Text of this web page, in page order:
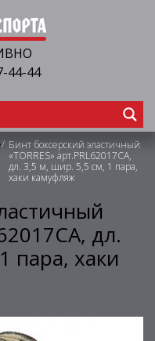
44-44
/ Бинт боксерский эластичный
«TORRES» арт.PRL62017CA,
дл. 3,5 м, шир. 5,5 см, 1 пара,
хаки камуфляж
дл.
пара, хаки